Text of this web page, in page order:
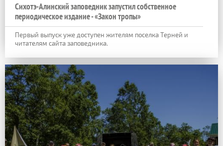
Сихотэ-Алинский заповедник запустил собственное
периодическое издание - «Закон тропы»
Первый выпуск уже доступен жителям поселка Терней и
читателям сайта заповедника.